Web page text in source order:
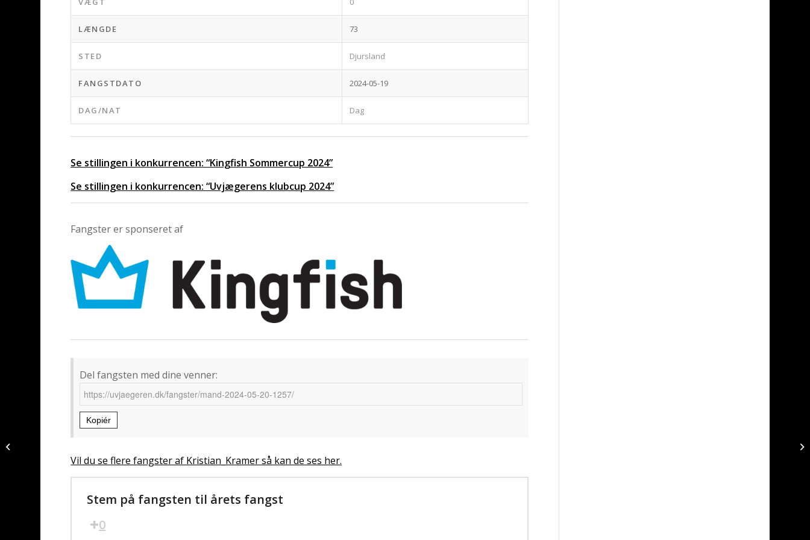
LÆNGDE 73
STED Djursland
FANGSTDATO 2024-05-19
DAG/NAT Dag
Se stillingen i konkurrencen: “Kingfish Sommercup 2024”
Se stillingen i konkurrencen: “Uvjægerens klubcup 2024”
Fangster er sponseret af
Del fangsten med dine venner:
Kopiér
Vil du se flere fangster af Kristian_Kramer så kan de ses her.
Stem på fangsten til årets fangst
0
Djursland Holdcup –
Hornfisk fanget af